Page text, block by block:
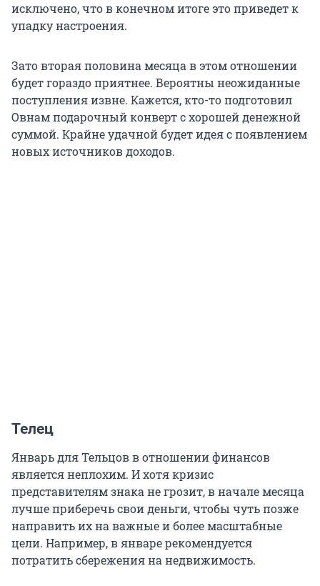
исключено, что в конечном итоге это приведет к
упадку настроения.
Зато вторая половина месяца в этом отношении
будет гораздо приятнее. Вероятны неожиданные
поступления извне. Кажется, кто-то подготовил
Овнам подарочный конверт с хорошей денежной
суммой. Крайне удачной будет идея с появлением
новых источников доходов.
Телец
Январь для Тельцов в отношении финансов
является неплохим. И хотя кризис
представителям знака не грозит, в начале месяца
лучше приберечь свои деньги, чтобы чуть позже
направить их на важные и более масштабные
цели. Например, в январе рекомендуется
потратить сбережения на недвижимость.